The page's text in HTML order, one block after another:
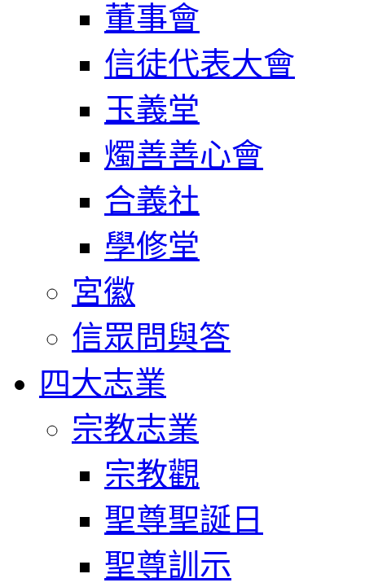
董事會
信徒代表大會
玉義堂
燭善善心會
合義社
學修堂
宮徽
信眾問與答
四大志業
宗教志業
宗教觀
聖尊聖誕日
聖尊訓示